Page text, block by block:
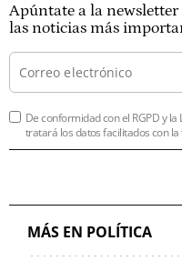
Apúntate a la
las noticias más
De conformidad con el RGPD y la
tratará los datos facilitados con
MÁS EN POLÍTICA